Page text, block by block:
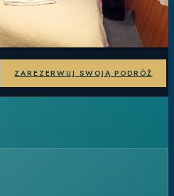
ZAREZERWUJ SWOJĄ PODRÓŻ